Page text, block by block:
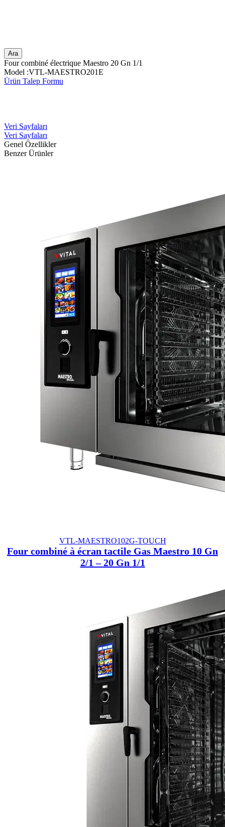
Ara
Four combiné électrique Maestro 20 Gn 1/1
Model :VTL-MAESTRO201E
Ürün Talep Formu
Veri Sayfaları
Veri Sayfaları
Genel Özellikler
Benzer Ürünler
VTL-MAESTRO102G-TOUCH
Four combiné à écran tactile Gas Maestro 10 Gn
2/1 – 20 Gn 1/1